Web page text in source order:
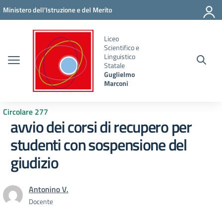
Vai ai contenuti
Vai al menu di navigazione
Vai al footer
Ministero dell'Istruzione e del Merito
Liceo
Scientifico e
Linguistico
Statale
Guglielmo
Marconi
Circolare 277
avvio dei corsi di recupero per
studenti con sospensione del
giudizio
Antonino V.
Docente